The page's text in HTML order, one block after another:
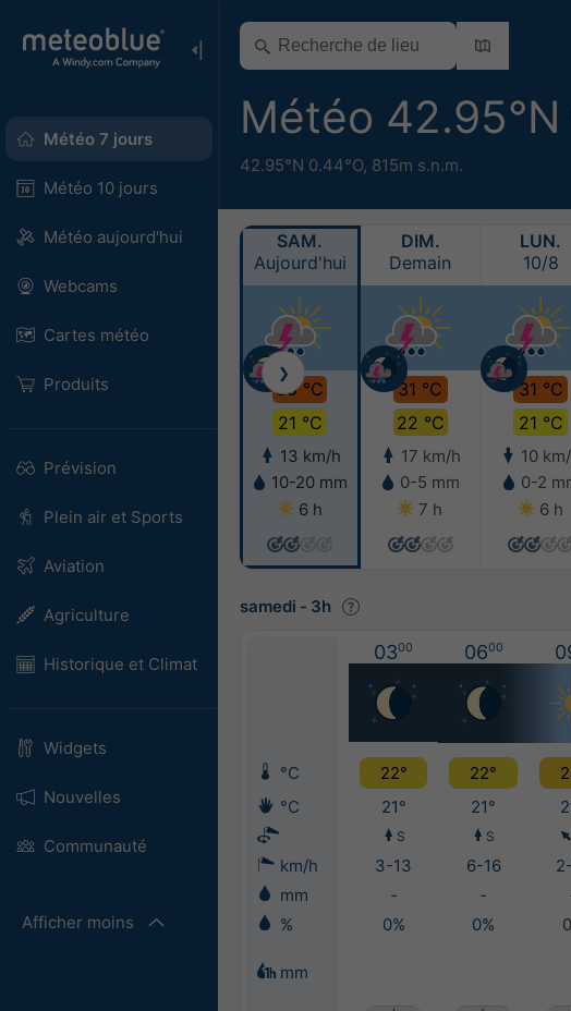
Météo 7 jours
Météo 10 jours
Météo aujourd'hui
Webcams
Cartes météo
Produits
Prévision
Plein air et Sports
Aviation
Agriculture
Historique et Climat
Widgets
Nouvelles
Communauté
Afficher moins
Météo 42.95°N
42.95°N 0.44°O, 815m s.n.m.
SAM.
Aujourd'hui
30 °C
21 °C
13 km/h
10-20 mm
6 h
DIM.
Demain
31 °C
22 °C
17 km/h
0-5 mm
7 h
LUN.
10/8
31 °C
21 °C
10
0-2
6 h
❯
samedi - 3h
0300 0600
°C 22° 22°
°C
21° 21°
S S
km/h 3-13 6-16
mm
- -
%
0% 0%
mm